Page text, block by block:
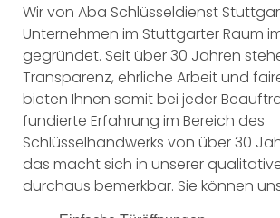
Wir von Aba Schlüsseldienst
Unternehmen im Stuttgarter Raum
gegründet. Seit über 30 Jahren
Transparenz, ehrliche Arbeit und
bieten Ihnen somit bei jeder
fundierte Erfahrung im Bereich des
Schlüsselhandwerks von über 30
das macht sich in unserer
durchaus bemerkbar. Sie können